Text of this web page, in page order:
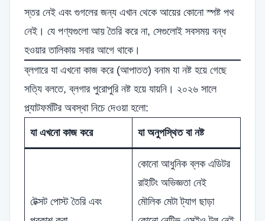
স্তর নেই এবং গুগলের জন্য এখান থেকে আয়ের কোনো স্পষ্ট পথ
নেই। যে পণ্যগুলো আয় তৈরি করে না, সেগুলোই সবসময় বন্ধ
হওয়ার তালিকায় সবার আগে থাকে।
ব্লগারে যা এখনো কাজ করে (আপাতত) বনাম যা নষ্ট হয়ে গেছে
সত্যি বলতে, ব্লগার পুরোপুরি নষ্ট হয়ে যায়নি। ২০২৬ সালে
প্ল্যাটফর্মটির অবস্থা নিচে দেওয়া হলো:
যা এখনো কাজ করে যা অনুপস্থিত বা নষ্ট
টেক্সট পোস্ট তৈরি এবং
কোনো আধুনিক ব্লক এডিটর
রাইটিং অভিজ্ঞতা নেই
মৌলিক মেটা ট্যাগ ছাড়া